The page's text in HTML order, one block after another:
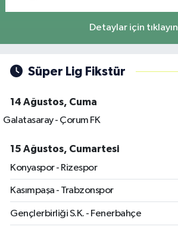
Detaylar için tıklayın
Süper Lig Fikstür
14 Ağustos, Cuma
Galatasaray - Çorum FK
15 Ağustos, Cumartesi
Konyaspor - Rizespor
Kasımpaşa - Trabzonspor
Gençlerbirliği S.K. - Fenerbahçe